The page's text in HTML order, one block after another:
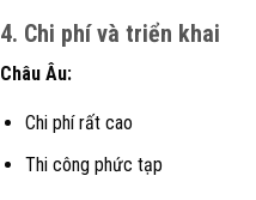
4. Chi phí và triển khai
Châu Âu:
Chi phí rất cao
Thi công phức tạp